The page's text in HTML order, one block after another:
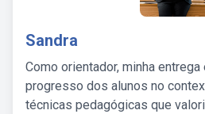
Sandra
Como orientador, minha
progresso dos alunos no
técnicas pedagógicas que